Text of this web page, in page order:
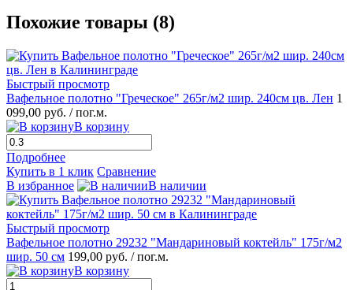
Похожие товары (8)
Быстрый просмотр
Вафельное полотно "Греческое" 265г/м2 шир. 240см цв. Лен 1
099,00 руб. / пог.м.
В корзину
Подробнее
Купить в 1 клик Сравнение
В избранное
В наличии
Быстрый просмотр
Вафельное полотно 29232 "Мандариновый коктейль" 175г/м2
шир. 50 см 199,00 руб. / пог.м.
В корзину